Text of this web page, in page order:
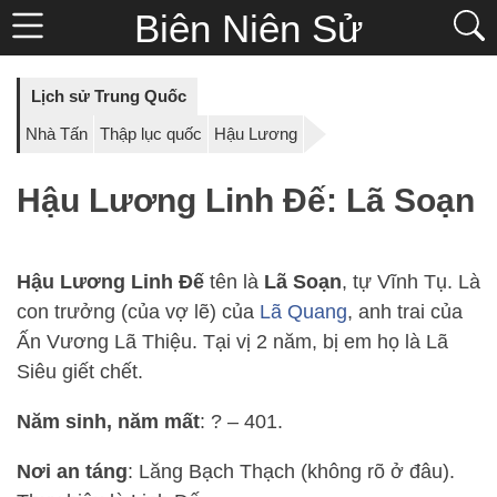
Biên Niên Sử
Lịch sử Trung Quốc
Nhà Tấn
Thập lục quốc Hậu Lương
Hậu Lương Linh Đế: Lã Soạn
Hậu Lương Linh Đế tên là Lã Soạn, tự Vĩnh Tụ. Là
con trưởng (của vợ lẽ) của Lã Quang, anh trai của
Ấn Vương Lã Thiệu. Tại vị 2 năm, bị em họ là Lã
Siêu giết chết.
Năm sinh, năm mất: ? – 401.
Nơi an táng: Lăng Bạch Thạch (không rõ ở đâu).